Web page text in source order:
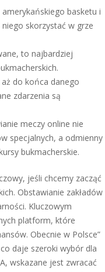
basketu i
niego skorzystać w grze
to najbardziej
do końca danego
zdarzenia są
meczy online nie
specjalnych, a odmienny
bukmacherskie.
jeśli chcemy zacząć
Obstawianie zakładów
Kluczowym
platform, które
Obecnie w Polsce”
daje szeroki wybór dla
wskazane jest zwracać